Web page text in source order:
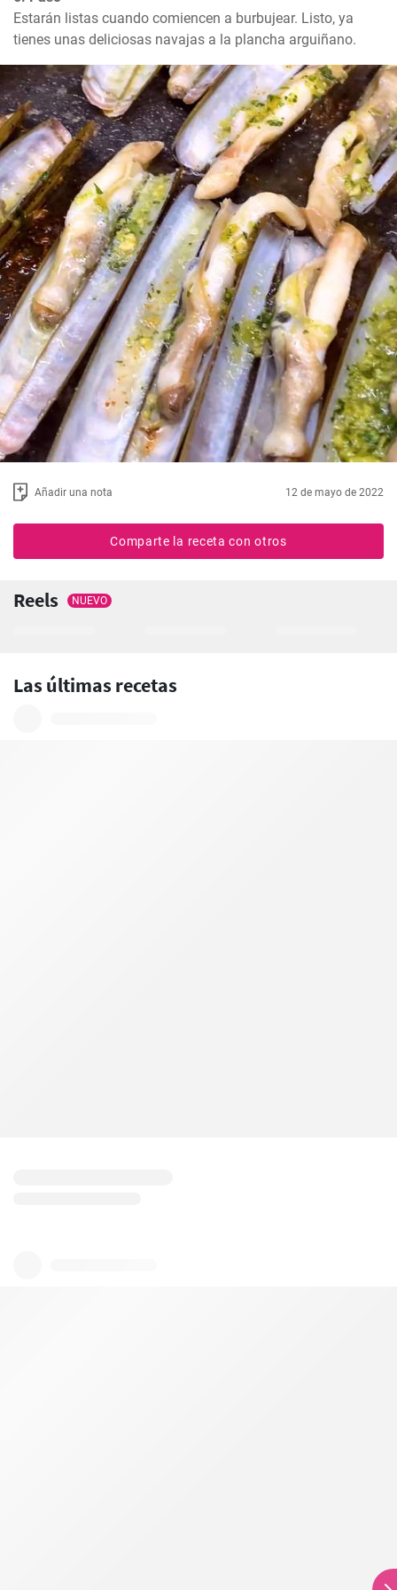
Estarán listas cuando comiencen a burbujear. Listo, ya
tienes unas deliciosas navajas a la plancha arguiñano.
Añadir una nota 12 de mayo de 2022
Comparte la receta con otros
Reels NUEVO
Las últimas recetas